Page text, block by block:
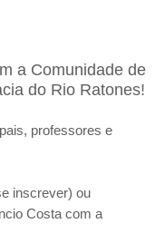
a Comunidade de
do Rio Ratones!
professores e
inscrever) ou
Costa com a